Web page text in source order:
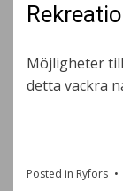
Möjligheter
detta vackra
Posted in Ryfors